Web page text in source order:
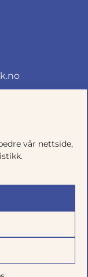
vår nettside,
innstillinger